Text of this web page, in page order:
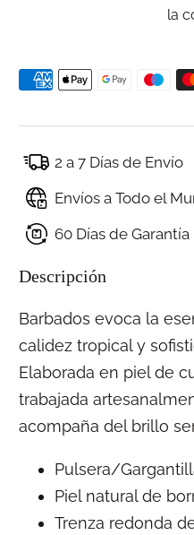
la
2 a 7 Días de Envío
Envíos a Todo el
60 Días de Garantía
Descripción
Barbados evoca la
calidez tropical y
Elaborada en piel de
trabajada
acompaña del brillo
Pulsera/
Piel natural de
Trenza redonda